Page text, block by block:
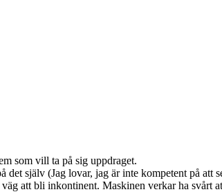
som vill ta på sig uppdraget.
själv (Jag lovar, jag är inte kompetent på att
att bli inkontinent. Maskinen verkar ha svårt